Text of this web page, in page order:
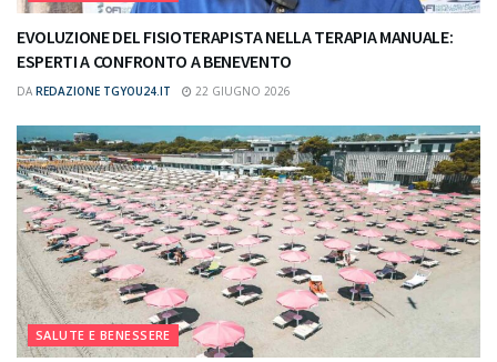
EVOLUZIONE DEL FISIOTERAPISTA NELLA TERAPIA MANUALE:
ESPERTI A CONFRONTO A BENEVENTO
DA REDAZIONE TGYOU24.IT 22 GIUGNO 2026
SALUTE E BENESSERE